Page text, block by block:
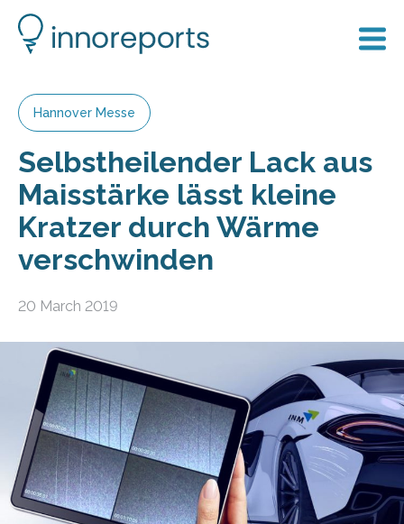
Hannover Messe
Selbstheilender Lack aus
Maisstärke lässt kleine
Kratzer durch Wärme
verschwinden
20 March 2019